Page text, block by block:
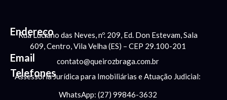
Endereço
Rua Luciano das Neves, nº. 209, Ed. Don Estevam, Sala
609, Centro, Vila Velha (ES) – CEP 29.100-201
Email contato@queirozbraga.com.br
Telefones
Assessoria Jurídica para Imobiliárias e Atuação Judicial:
WhatsApp: (27) 99846-3632